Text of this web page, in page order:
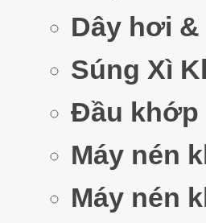
Dây hơi &
Súng Xì
Đầu khớp
Máy nén
Máy nén